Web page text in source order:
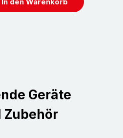
Geräte
Zubehör